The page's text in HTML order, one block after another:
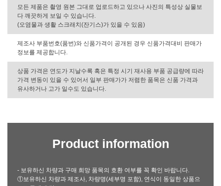
모든 제품은 촬영 원본 그대로 업로드하고 있으나 사진의 특성상 실물보
다 깨끗하게 보일 수 있습니다.
(오염물과 생활 스크래치(잔기스)가 있을 수 있음)
제조사 부품번호(품번)와 신품가격이 공개된 경우 신품가격대비 판매가
정보를 제공합니다.
상품 가격은 연도가 지날수록 혹은 특정 시기 재사용 부품 공급량에 따라
가격 변동이 있을 수 있어서 일부 판매가가 저렴한 품목은 신품 가격과
유사하거나 고가 일수도 있습니다.
Product information
- 보유하신 차량과 구매 희망 품목의 호환 여부를 꼭 확인 바랍니다.
①보유하신 차량과 제조사, 차량명(세부명 포함), 연식이 동일한 상품으